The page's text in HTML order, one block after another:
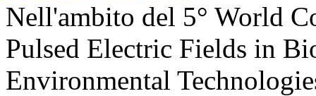
Nell'ambito del 5° World
Pulsed Electric Fields in
Environmental